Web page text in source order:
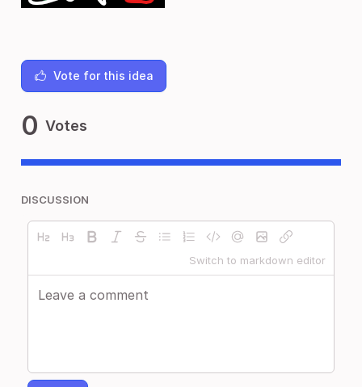
Vote for this idea
0 Votes
DISCUSSION
Switch to markdown editor